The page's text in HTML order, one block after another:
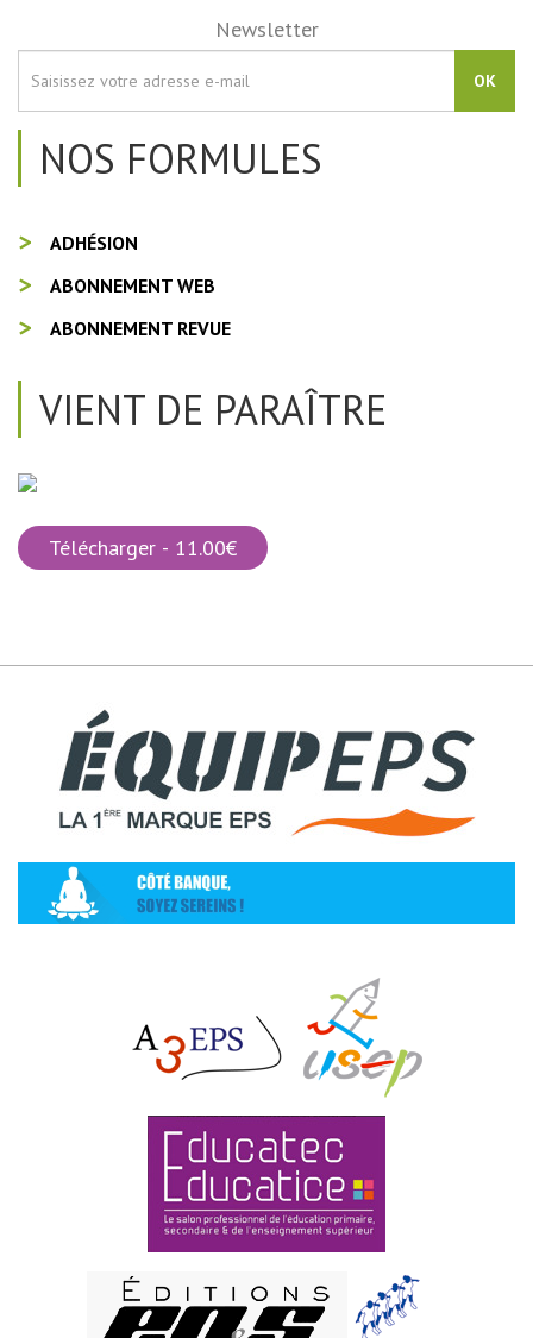
Newsletter
OK
NOS FORMULES
ADHÉSION
ABONNEMENT WEB
ABONNEMENT REVUE
VIENT DE PARAÎTRE
Télécharger - 11.00€